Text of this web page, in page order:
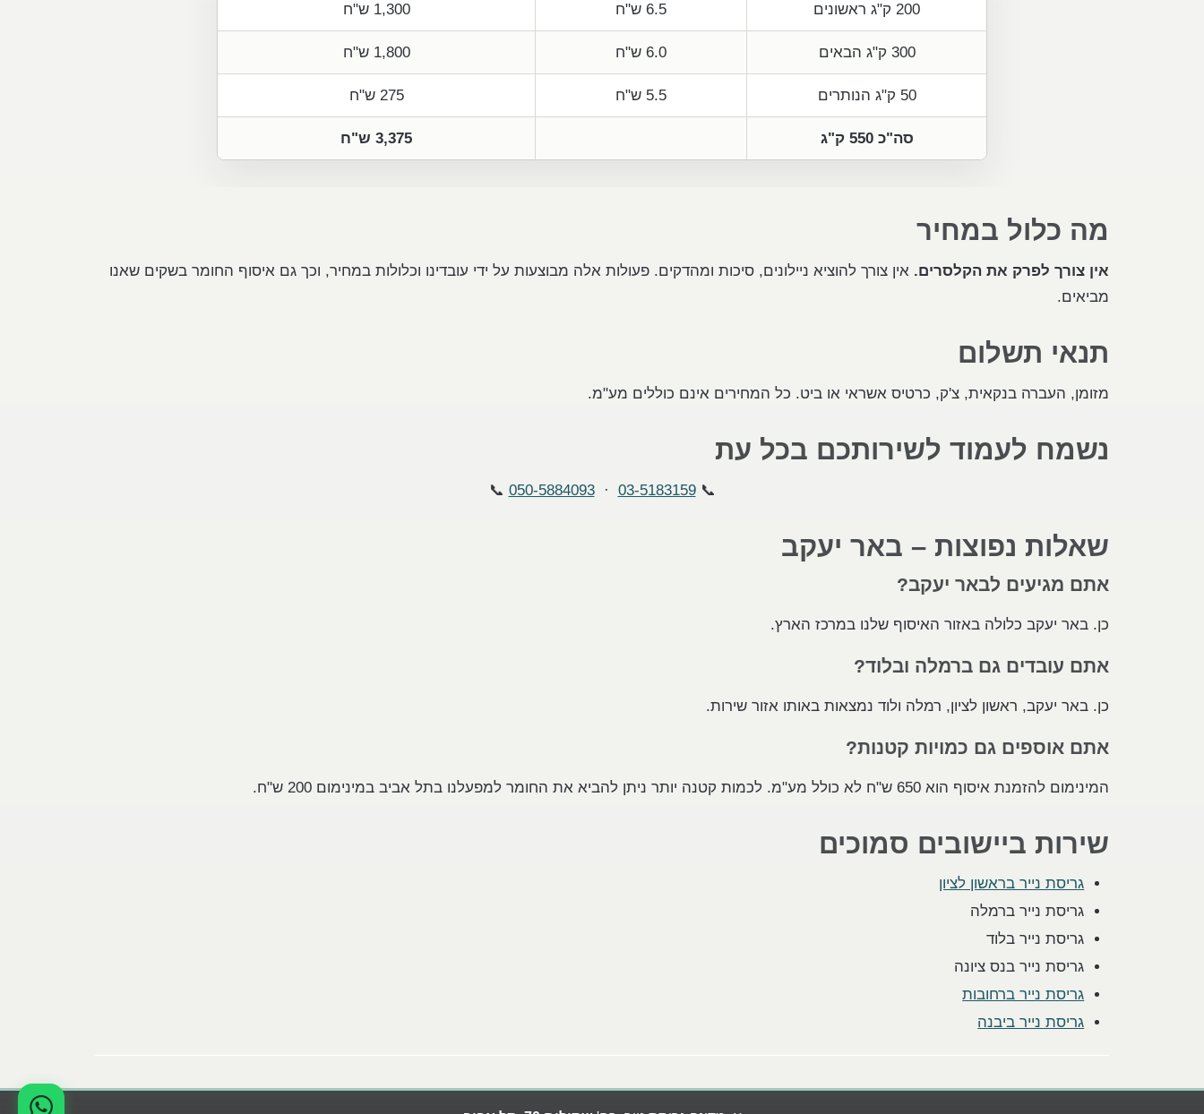
200 ק"ג ראשונים 6.5 ש"ח 1,300 ש"ח
300 ק"ג הבאים 6.0 ש"ח 1,800 ש"ח
50 ק"ג הנותרים 5.5 ש"ח 275 ש"ח
סה"כ 550 ק"ג 3,375 ש"ח
מה כלול במחיר
אין צורך לפרק את הקלסרים. אין צורך להוציא ניילונים, סיכות ומהדקים. פעולות אלה מבוצעות על ידי עובדינו וכלולות במחיר, וכך גם איסוף החומר בשקים שאנו
מביאים.
תנאי תשלום
מזומן, העברה בנקאית, צ'ק, כרטיס אשראי או ביט. כל המחירים אינם כוללים מע"מ.
נשמח לעמוד לשירותכם בכל עת
📞
03-5183159
·
050-5884093
📞
שאלות נפוצות – באר יעקב
אתם מגיעים לבאר יעקב?
כן. באר יעקב כלולה באזור האיסוף שלנו במרכז הארץ.
אתם עובדים גם ברמלה ובלוד?
כן. באר יעקב, ראשון לציון, רמלה ולוד נמצאות באותו אזור שירות.
אתם אוספים גם כמויות קטנות?
המינימום להזמנת איסוף הוא 650 ש"ח לא כולל מע"מ. לכמות קטנה יותר ניתן להביא את החומר למפעלנו בתל אביב במינימום 200 ש"ח.
שירות ביישובים סמוכים
גריסת נייר בראשון לציון
גריסת נייר ברמלה
גריסת נייר בלוד
גריסת נייר בנס ציונה
גריסת נייר ברחובות
גריסת נייר ביבנה